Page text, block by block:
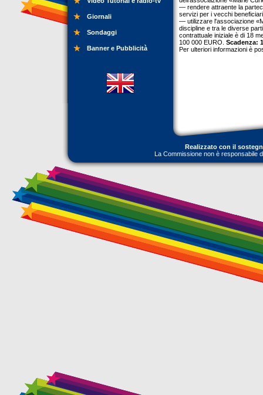
Giornali
Sondaggi
Banner e Pubblicità
— rendere attraente la
servizi per i vecchi
— utilizzare l'associazione
discipline e tra le diverse
contrattuale iniziale è di 18
100 000 EURO. Scadenza:
Per ulteriori informazioni è
Realizzato con il
La Commissione non è responsabile